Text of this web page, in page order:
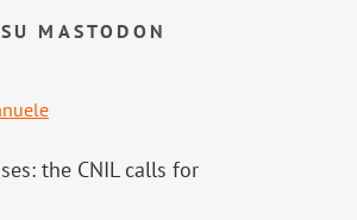
MASTODON
the CNIL calls for